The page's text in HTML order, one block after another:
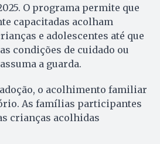
O programa permite que
capacitadas acolham
e adolescentes até que
condições de cuidado ou
a guarda.
o acolhimento familiar
As famílias participantes
crianças acolhidas